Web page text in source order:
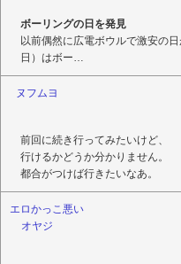
ボーリングの日を発見
以前偶然に広電ボウルで激安の
日）はボー…
ヌフムヨ
前回に続き行ってみたいけど、
行けるかどうか分かりません。
都合がつけば行きたいなあ。
エロかっこ悪い
オヤジ